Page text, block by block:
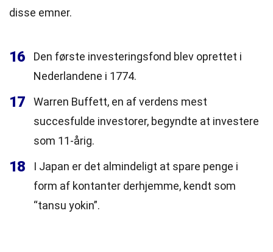
disse emner.
16
Den første investeringsfond blev oprettet i
Nederlandene i 1774.
17
Warren Buffett, en af verdens mest
succesfulde investorer, begyndte at investere
som 11-årig.
18
I Japan er det almindeligt at spare penge i
form af kontanter derhjemme, kendt som
“tansu yokin”.